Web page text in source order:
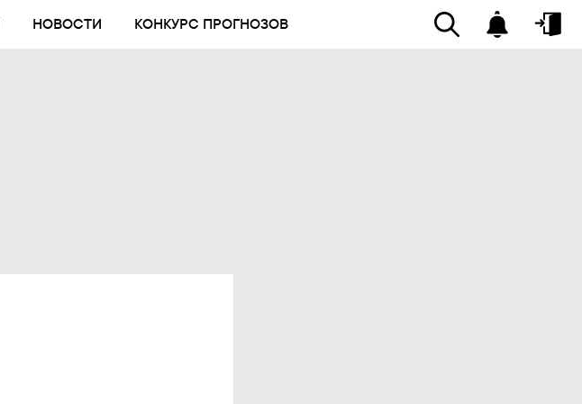
НОВОСТИ КОНКУРС ПРОГНОЗОВ